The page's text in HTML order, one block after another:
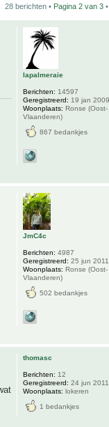
28 berichten • Pagina 2 van 3 •
lapalmeraie
Berichten: 14597
Geregistreerd: 19 jan
Woonplaats: Ronse (Oost-
Vlaanderen)
867 bedankjes
JmC4c
Berichten: 4987
Geregistreerd: 25 jun
Woonplaats: Ronse (Oost-
Vlaanderen)
502 bedankjes
thomasc
Berichten: 12
Geregistreerd: 24 jun
Woonplaats: lokeren
1 bedankjes